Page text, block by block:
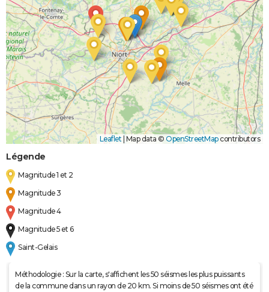
Leaflet Map data © OpenStreetMapcontributors
Légende
Magnitude 1 et 2
Magnitude 3
Magnitude 4
Magnitude 5 et 6
Saint-Gelais
Méthodologie : Sur la carte, s'affichent les 50 séismes les plus puissants
de la commune dans un rayon de 20 km. Si moins de 50 séismes ont été